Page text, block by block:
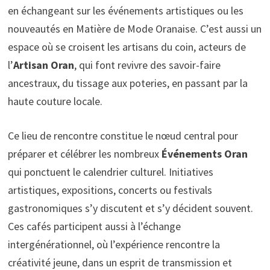
en échangeant sur les événements artistiques ou les
nouveautés en Matière de Mode Oranaise. C’est aussi un
espace où se croisent les artisans du coin, acteurs de
l’Artisan Oran, qui font revivre des savoir-faire
ancestraux, du tissage aux poteries, en passant par la
haute couture locale.
Ce lieu de rencontre constitue le nœud central pour
préparer et célébrer les nombreux Événements Oran
qui ponctuent le calendrier culturel. Initiatives
artistiques, expositions, concerts ou festivals
gastronomiques s’y discutent et s’y décident souvent.
Ces cafés participent aussi à l’échange
intergénérationnel, où l’expérience rencontre la
créativité jeune, dans un esprit de transmission et